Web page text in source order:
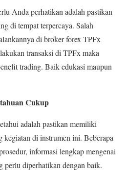
Anda perhatikan adalah pastikan
di tempat terpercaya. Salah
di broker forex TPFx
transaksi di TPFx maka
trading. Baik edukasi maupun
Cukup
adalah pastikan memiliki
kegiatan di instrumen ini. Beberapa
informasi lengkap mengenai
perlu diperhatikan dengan baik.